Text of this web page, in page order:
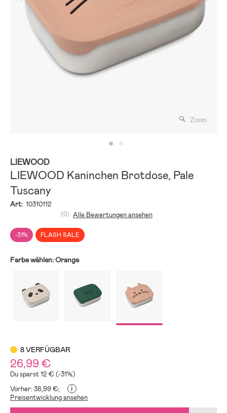
Zoom
LIEWOOD
LIEWOOD Kaninchen Brotdose, Pale
Tuscany
Art: 10310112
-31% FLASH SALE
(0) Alle Bewertungen ansehen
Farbe wählen:Orange
8 VERFÜGBAR
26,99 €
Du sparst 12 € (-31%)
Vorher: 38,99 €;
i
Preisentwicklung ansehen